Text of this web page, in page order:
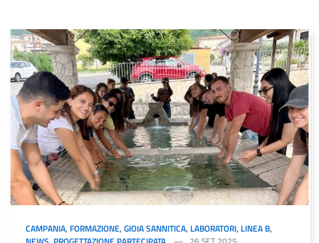
CAMPANIA, FORMAZIONE, GIOIA SANNITICA, LABORATORI, LINEA B,